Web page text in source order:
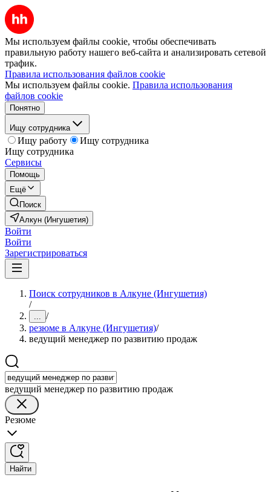
Мы используем файлы cookie, чтобы обеспечивать
правильную работу нашего веб-сайта и анализировать сетевой
трафик.
Правила использования файлов cookie
Мы используем файлы cookie. Правила использования
файлов cookie
Понятно
Ищу сотрудника
Ищу работу
Ищу сотрудника
Ищу сотрудника
Сервисы
Помощь
Ещё
Поиск
Алкун (Ингушетия)
Войти
Войти
Зарегистрироваться
Поиск сотрудников в Алкуне (Ингушетия)
/
... /
резюме в Алкуне (Ингушетия)/
ведущий менеджер по развитию продаж
ведущий менеджер по развитию продаж
Резюме
Найти